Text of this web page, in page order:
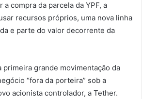
a compra da parcela da YPF, a
recursos próprios, uma nova linha
e parte do valor decorrente da
primeira grande movimentação da
“fora da porteira” sob a
acionista controlador, a Tether.